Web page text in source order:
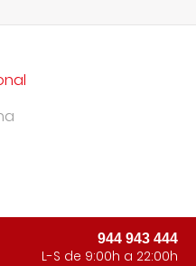
944 943 444
L-S de 9:00h a 22:00h